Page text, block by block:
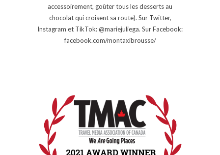
accessoirement, goûter tous les desserts au
chocolat qui croisent sa route). Sur Twitter,
Instagram et TikTok: @mariejuliega. Sur Facebook:
facebook.com/montaxibrousse/